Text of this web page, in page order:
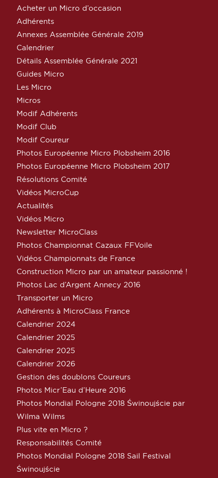
Acheter un Micro d’occasion
Adhérents
Annexes Assemblée Générale 2019
Calendrier
Détails Assemblée Générale 2021
Guides Micro
Les Micro
Micros
Modif Adhérents
Modif Club
Modif Coureur
Photos Européenne Micro Plobsheim 2016
Photos Européenne Micro Plobsheim 2017
Résolutions Comité
Vidéos MicroCup
Actualités
Vidéos Micro
Newsletter MicroClass
Photos Championnat Cazaux FFVoile
Vidéos Championnats de France
Construction Micro par un amateur passionné !
Photos Lac d’Argent Annecy 2016
Transporter un Micro
Adhérents à MicroClass France
Calendrier 2024
Calendrier 2025
Calendrier 2025
Calendrier 2026
Gestion des doublons Coureurs
Photos Micr’Eau d’Heure 2016
Photos Mondial Pologne 2018 Świnoujście par
Wilma Wilms
Plus vite en Micro ?
Responsabilités Comité
Photos Mondial Pologne 2018 Sail Festival
Świnoujście